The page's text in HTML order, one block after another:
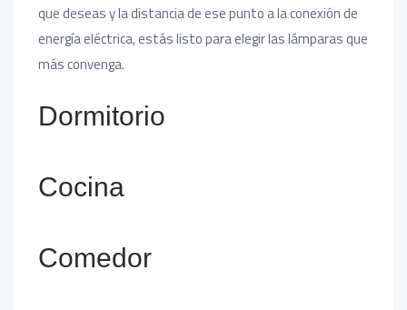
que deseas y la distancia de ese punto a la conexión de
energía eléctrica, estás listo para elegir las lámparas que
más convenga.
Dormitorio
Cocina
Comedor